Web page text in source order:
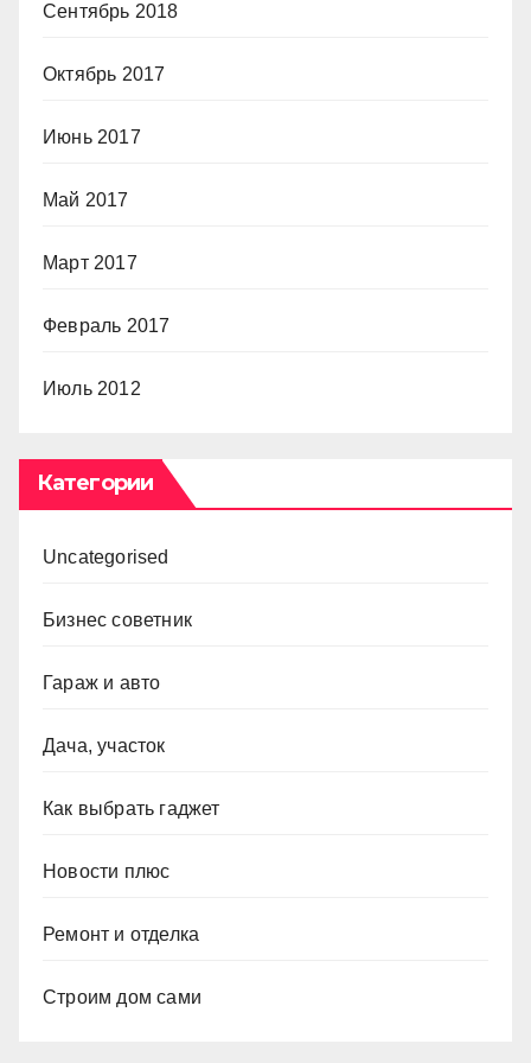
Сентябрь 2018
Октябрь 2017
Июнь 2017
Май 2017
Март 2017
Февраль 2017
Июль 2012
Категории
Uncategorised
Бизнес советник
Гараж и авто
Дача, участок
Как выбрать гаджет
Новости плюс
Ремонт и отделка
Строим дом сами